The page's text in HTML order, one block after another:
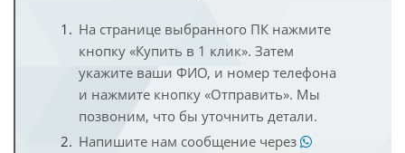
На странице выбранного ПК нажмите
кнопку «Купить в 1 клик». Затем
укажите ваши ФИО, и номер телефона
и нажмите кнопку «Отправить». Мы
позвоним, что бы уточнить детали.
Напишите нам сообщение через